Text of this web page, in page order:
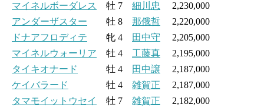
マイネルボーダレス
牡 7 細川忠
2,230,000
アンダーザスター 牡 8 那俄哲 2,220,000
ドナアフロディテ 牝 4 田中守 2,205,000
マイネルウォーリア 牡 4 工藤真 2,195,000
タイキオナード
牡 4 田中譲 2,187,000
ケイバラード
牡 4 雑賀正 2,187,000
タマモイットウセイ
牡 7 雑賀正 2,182,000